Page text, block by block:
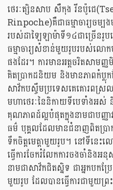
ថេរៈត្សិនសាប សឺកុង រីនប៉ូជេ
Rinpoche)​គឺជាធម្មាចារ្យចម្ប
របស់ដាឡៃឡាម៉ាទី១៤ជាច្រើនរូ
ធម្មាចារ្យសំខាន់មួយរូបរបស់ល
ផងដែរ។ ការមានអត្តចរិតសាមញ្
គិតប្រាកដនិយម និងមានភាពកំប្លុ
សាវ័កបស្ចឹមប្រទេសគេគោរពស្រលា
មហាថេរៈនៃនិកាយទីបេទាំងអស់
គុណភាពដ៍ល្អបំផុតក្នុងនាមជាបញ្ញ
ធម៌ បុគ្គលដែលមានជំនាញពិតប្រា
ទឹកចិត្តមេត្តាមួយរូប។ នៅទីនេ
ធ្វើការចែករំលែកការចងចាំនិងអ
នាមជាសាវ័កជិតស្និទ ជាអ្នកបកប្
មួយរូប ដែលបានធ្វើការជាមួយព្រ